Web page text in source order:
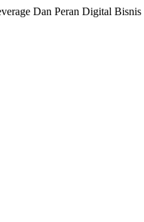
Dan Peran Digital